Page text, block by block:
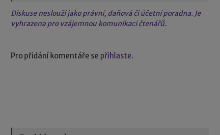
Diskuse neslouží jako právní, daňová či účetní poradna. Je
vyhrazena pro vzájemnou komunikaci čtenářů.
Pro přidání komentáře se přihlaste.